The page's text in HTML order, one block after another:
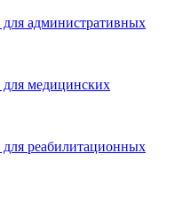
административных
медицинских
реабилитационных